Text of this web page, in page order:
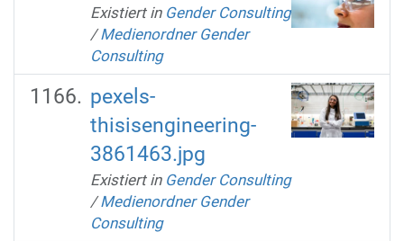
Existiert in Gender Consulting
/Medienordner Gender
Consulting
pexels-
thisisengineering-
3861463.jpg
Existiert in Gender Consulting
/Medienordner Gender
Consulting